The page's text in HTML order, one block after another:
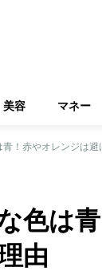
美容 マネー
！赤やオレンジは
色は
由